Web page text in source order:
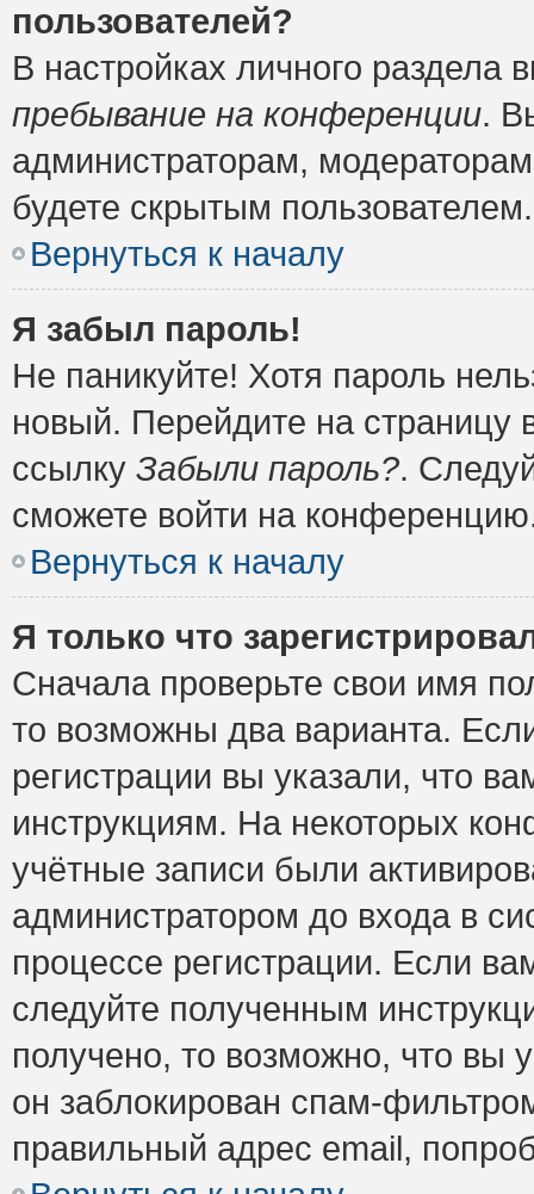
пользователей?
В настройках личного
пребывание на конференции.
администраторам,
будете скрытым пользователем.
Вернуться к началу
Я забыл пароль!
Не паникуйте! Хотя пароль
новый. Перейдите на
ссылку Забыли пароль?.
сможете войти на
Вернуться к началу
Я только что
Сначала проверьте свои имя
то возможны два варианта.
регистрации вы указали, что
инструкциям. На некоторых
учётные записи были
администратором до входа в
процессе регистрации. Если
следуйте полученным
получено, то возможно, что вы
он заблокирован спам-
правильный адрес email,